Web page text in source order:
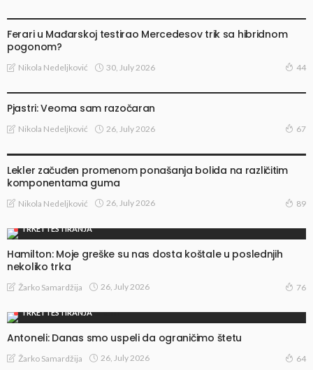
Ferari u Mađarskoj testirao Mercedesov trik sa hibridnom
pogonom?
Nikola Nedeljković 30, July 2026 44
Pjastri: Veoma sam razočaran
Nikola Nedeljković 26, July 2026 67
Lekler začuđen promenom ponašanja bolida na različitim
komponentama guma
Nikola Nedeljković 26, July 2026 89
TRKE I TESTIRANJA
Hamilton: Moje greške su nas dosta koštale u poslednjih
nekoliko trka
Žarko Samardžija 26, July 2026 76
TRKE I TESTIRANJA
Antoneli: Danas smo uspeli da ograničimo štetu
Žarko Samardžija 26, July 2026 64